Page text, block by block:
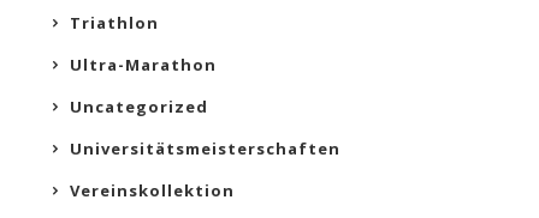
Triathlon
Ultra-Marathon
Uncategorized
Universitätsmeisterschaften
Vereinskollektion